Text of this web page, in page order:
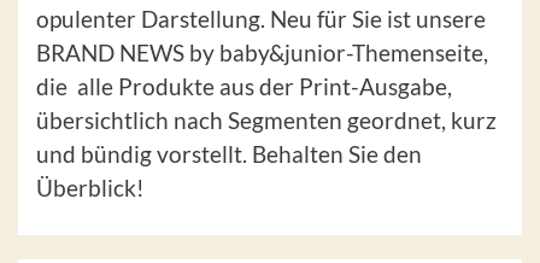
opulenter Darstellung. Neu für Sie ist unsere
BRAND NEWS by baby&junior-Themenseite,
die alle Produkte aus der Print-Ausgabe,
übersichtlich nach Segmenten geordnet, kurz
und bündig vorstellt. Behalten Sie den
Überblick!